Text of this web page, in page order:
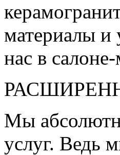
материалы и
нас в
Мы
услуг. Ведь